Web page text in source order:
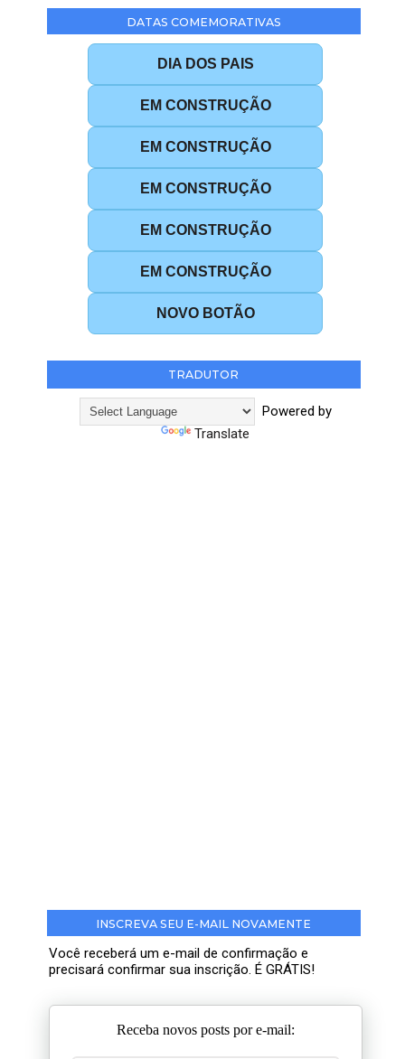
DATAS COMEMORATIVAS
DIA DOS PAIS
EM CONSTRUÇÃO
EM CONSTRUÇÃO
EM CONSTRUÇÃO
EM CONSTRUÇÃO
EM CONSTRUÇÃO
NOVO BOTÃO
TRADUTOR
Powered by
Translate
INSCREVA SEU E-MAIL NOVAMENTE
Você receberá um e-mail de confirmação e
precisará confirmar sua inscrição. É GRÁTIS!
Receba novos posts por e-mail: